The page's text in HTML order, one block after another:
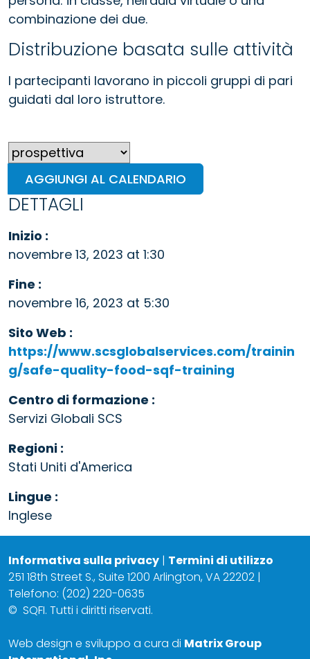
combinazione dei due.
Distribuzione basata sulle attività
I partecipanti lavorano in piccoli gruppi di pari
guidati dal loro istruttore.
AGGIUNGI AL CALENDARIO
DETTAGLI
Inizio :
novembre 13, 2023 at 1:30
Fine :
novembre 16, 2023 at 5:30
Sito Web :
https://www.scsglobalservices.com/trainin
g/safe-quality-food-sqf-training
Centro di formazione :
Servizi Globali SCS
Regioni :
Stati Uniti d'America
Lingue :
Inglese
Informativa sulla privacy | Termini di utilizzo
251 18th Street S., Suite 1200 Arlington, VA 22202 |
Telefono: (202) 220-0635
© SQFI. Tutti i diritti riservati.
Web design e sviluppo a cura di Matrix Group